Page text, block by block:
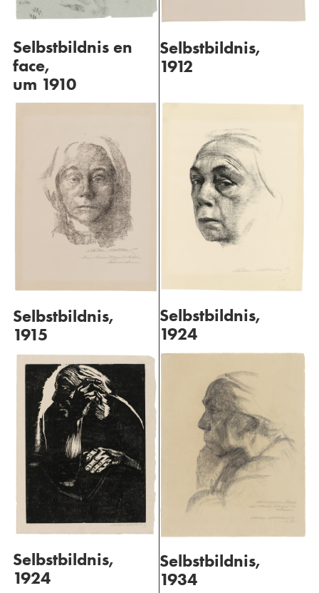
Selbstbildnis en
face,
um 1910
Selbstbildnis,
1912
Selbstbildnis,
1915
Selbstbildnis,
1924
Selbstbildnis,
1924
Selbstbildnis,
1934